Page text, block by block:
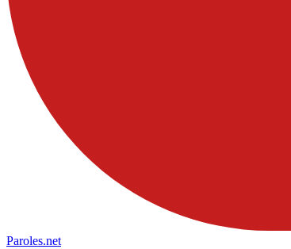
Paroles.net